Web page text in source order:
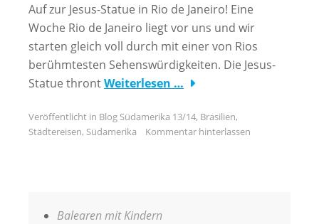
Auf zur Jesus-Statue in Rio de Janeiro! Eine
Woche Rio de Janeiro liegt vor uns und wir
starten gleich voll durch mit einer von Rios
berühmtesten Sehenswürdigkeiten. Die Jesus-
Statue throntWeiterlesen …
Veröffentlicht in Blog Südamerika 13/14, Brasilien,
Städtereisen, Südamerika Kommentar hinterlassen
Balearen mit Kindern